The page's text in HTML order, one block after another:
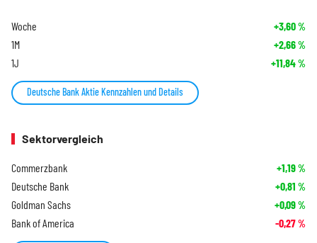
Woche +3,60%
1M +2,66%
1J +11,84%
Deutsche Bank Aktie Kennzahlen und Details
Sektorvergleich
Commerzbank +1,19%
Deutsche Bank +0,81 %
Goldman Sachs +0,09%
Bank of America -0,27%